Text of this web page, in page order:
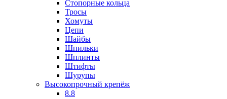
Стопорные кольца
Тросы
Хомуты
Цепи
Шайбы
Шпильки
Шплинты
Штифты
Шурупы
Высокопрочный крепёж
8.8